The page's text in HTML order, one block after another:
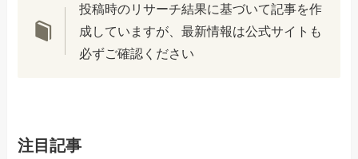
投稿時のリサーチ結果に基づいて記事を作
成していますが、最新情報は公式サイトも
必ずご確認ください
注目記事